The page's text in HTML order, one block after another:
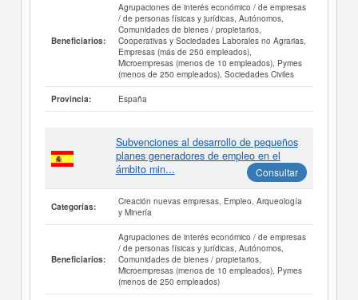
Beneficiarios:
Agrupaciones de interés económico / de empresas
/ de personas físicas y jurídicas, Autónomos,
Comunidades de bienes / propietarios,
Cooperativas y Sociedades Laborales no Agrarias,
Empresas (más de 250 empleados),
Microempresas (menos de 10 empleados), Pymes
(menos de 250 empleados), Sociedades Civiles
Provincia: España
Subvenciones al desarrollo de pequeños
planes generadores de empleo en el
ámbito min...
Consultar
Categorías:
Creación nuevas empresas, Empleo, Arqueología
y Minería
Beneficiarios:
Agrupaciones de interés económico / de empresas
/ de personas físicas y jurídicas, Autónomos,
Comunidades de bienes / propietarios,
Microempresas (menos de 10 empleados), Pymes
(menos de 250 empleados)